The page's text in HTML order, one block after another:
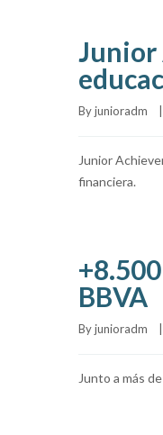
Junior
By junioradm
Junior
financiera.
BBVA
By junioradm
Junto a más